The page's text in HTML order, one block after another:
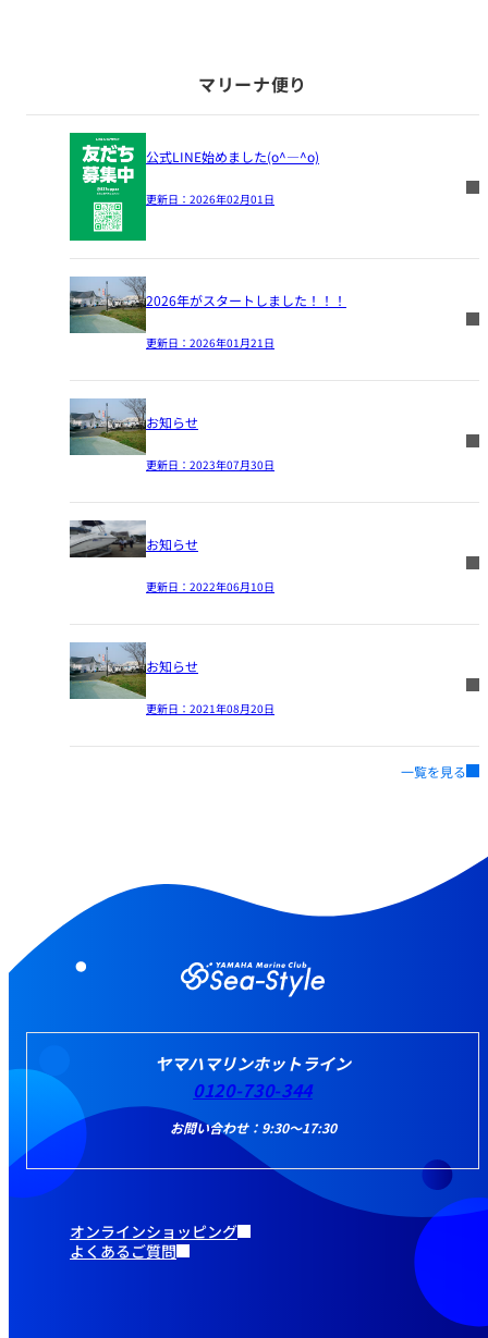
マリーナ便り
公式LINE始めました(o^―^o)
更新日： 2026年02月01日
2026年がスタートしました！！！
更新日： 2026年01月21日
お知らせ
更新日： 2023年07月30日
お知らせ
更新日： 2022年06月10日
お知らせ
更新日： 2021年08月20日
一覧を見る
ヤマハマリンホットライン
0120-730-344
お問い合わせ：9:30～17:30
オンラインショッピング
よくあるご質問